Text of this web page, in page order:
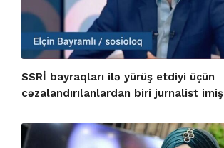
SSRİ bayraqları ilə yürüş etdiyi üçün
cəzalandırılanlardan biri jurnalist imiş